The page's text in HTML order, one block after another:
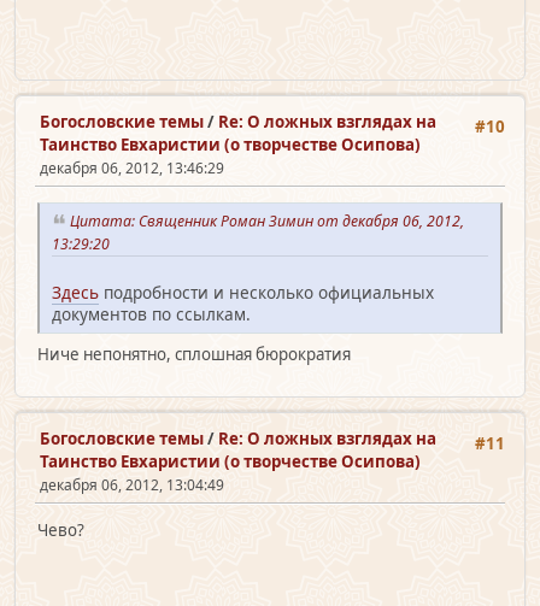
#10
Богословские темы/ Re: О ложных взглядах на
Таинство Евхаристии (о творчестве Осипова)
декабря 06, 2012, 13:46:29
Цитата: Священник Роман Зимин от декабря 06, 2012,
13:29:20
Здесь подробности и несколько официальных
документов по ссылкам.
Ниче непонятно, сплошная бюрократия
#11
Богословские темы/ Re: О ложных взглядах на
Таинство Евхаристии (о творчестве Осипова)
декабря 06, 2012, 13:04:49
Чево?